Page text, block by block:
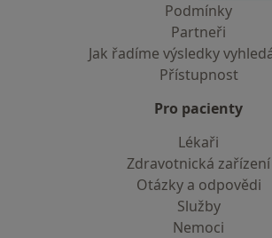
Podmínky
Partneři
Jak řadíme výsledky
Přístupnost
Pro pacienty
Lékaři
Zdravotnická zařízení
Otázky a odpovědi
Služby
Nemoci